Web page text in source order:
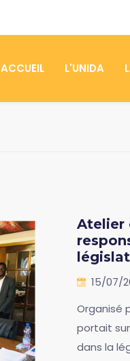
ACCUEIL L'UNIDA
Atelier
15/07/
Organisé
portait
dans la